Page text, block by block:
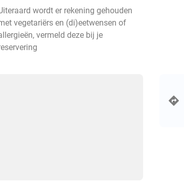
wordt er rekening gehouden
vegetariërs en (di)eetwensen of
vermeld deze bij je